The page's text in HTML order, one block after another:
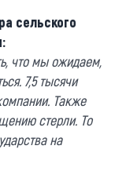
сельского
что мы ожидаем,
7,5 тысячи
Также
стерли. То
на